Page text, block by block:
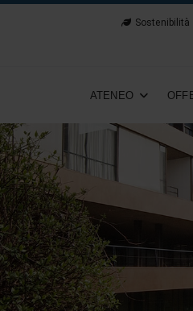
Sostenibilità
ATENEO